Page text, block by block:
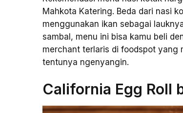
Mahkota Katering. Beda dari nasi
menggunakan ikan sebagai
sambal, menu ini bisa kamu beli
merchant terlaris di foodspot yang
tentunya ngenyangin.
California Egg Roll